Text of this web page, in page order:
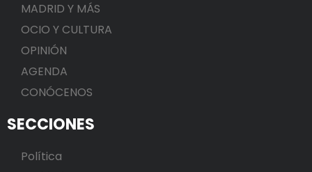
MADRID Y MÁS
OCIO Y CULTURA
OPINIÓN
AGENDA
CONÓCENOS
SECCIONES
Política